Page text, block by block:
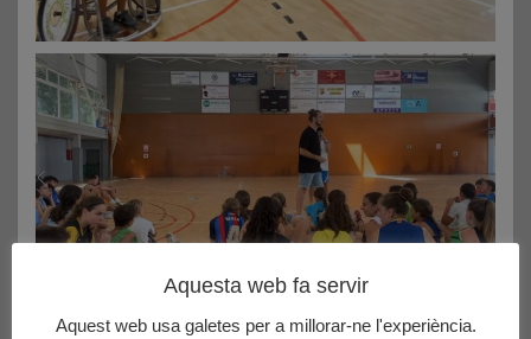
Aquesta web fa servir
Aquest web usa galetes per a millorar-ne l'experiència.